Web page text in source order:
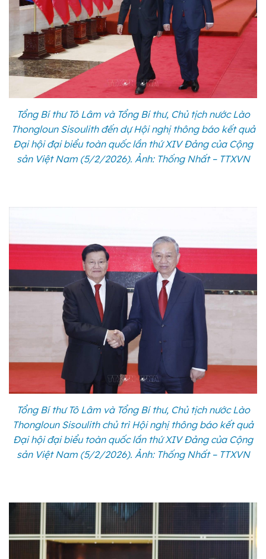
Tổng Bí thư Tô Lâm và Tổng Bí thư, Chủ tịch nước Lào
Thongloun Sisoulith đến dự Hội nghị thông báo kết quả
Đại hội đại biểu toàn quốc lần thứ XIV Đảng của Cộng
sản Việt Nam (5/2/2026). Ảnh: Thống Nhất – TTXVN
Tổng Bí thư Tô Lâm và Tổng Bí thư, Chủ tịch nước Lào
Thongloun Sisoulith chủ trì Hội nghị thông báo kết quả
Đại hội đại biểu toàn quốc lần thứ XIV Đảng của Cộng
sản Việt Nam (5/2/2026). Ảnh: Thống Nhất – TTXVN